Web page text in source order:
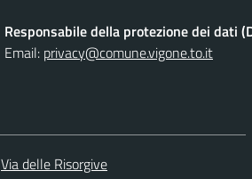
Responsabile della protezione dei dati
Email: privacy@comune.vigone.to.it
Via delle Risorgive